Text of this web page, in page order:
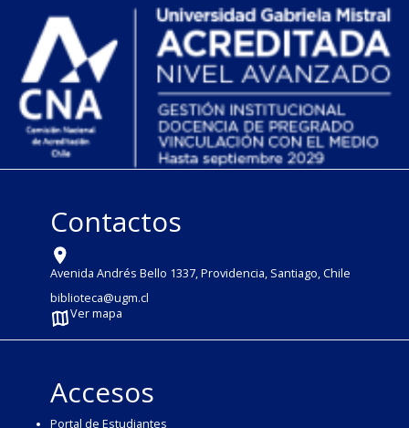
Contactos
Avenida Andrés Bello 1337, Providencia, Santiago, Chile
biblioteca@ugm.cl
Ver mapa
Accesos
Portal de Estudiantes